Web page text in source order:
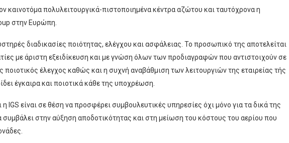
καινοτόμα πολυλειτουργικά-πιστοποιημένα κέντρα αζώτου και ταυτόχρονα η
στην Ευρώπη.
διαδικασίες ποιότητας, ελέγχου και ασφάλειας. Το προσωπικό της αποτελείται
με άριστη εξειδίκευση και με γνώση όλων των προδιαγραφών που αντιστοιχούν σε
έλεγχος καθώς και η συχνή αναβάθμιση των λειτουργιών της εταιρείας τής
έγκαιρα και ποιοτικά κάθε της υποχρέωση.
ΙGS είναι σε θέση να προσφέρει συμβουλευτικές υπηρεσίες όχι μόνο για τα δικά της
συμβάλει στην αύξηση αποδοτικότητας και στη μείωση του κόστους του αερίου που